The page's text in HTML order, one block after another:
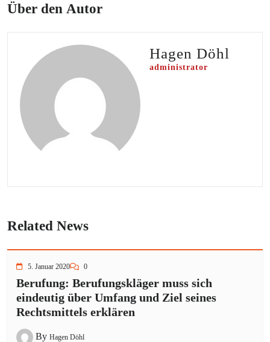
Über den Autor
Hagen Döhl
administrator
Related News
5. Januar 2020 0
Berufung: Berufungskläger muss sich
eindeutig über Umfang und Ziel seines
Rechtsmittels erklären
By Hagen Döhl